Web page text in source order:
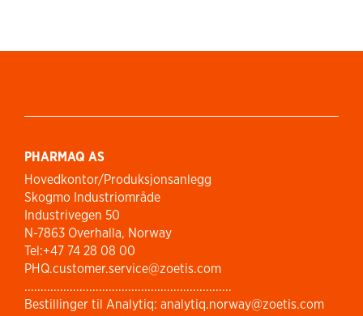
PHARMAQ AS
Hovedkontor/Produksjonsanlegg
Skogmo Industriområde
Industrivegen 50
N-7863 Overhalla, Norway
Tel:+47 74 28 08 00
PHQ.customer.service@zoetis.com
................................................................
Bestillinger til Analytiq: analytiq.norway@zoetis.com